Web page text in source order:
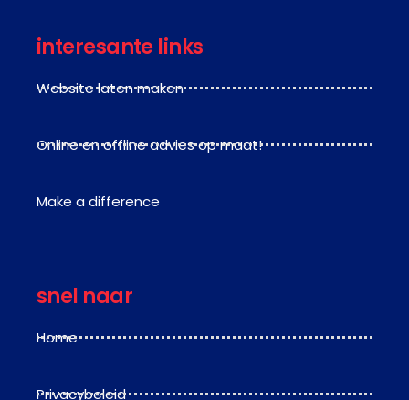
interesante links
Website laten maken
Online en offline advies op maat!
Make a difference
snel naar
Home
Privacybeleid